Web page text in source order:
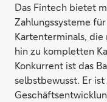
Das Fintech bietet
Zahlungssysteme
Kartenterminals,
hin zu kompletten
Konkurrent ist das
selbstbewusst. Er